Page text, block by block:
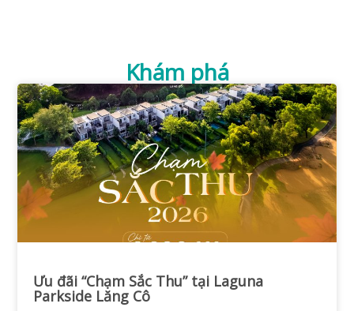
Khám phá
Ưu đãi “Chạm Sắc Thu” tại Laguna
Parkside Lăng Cô